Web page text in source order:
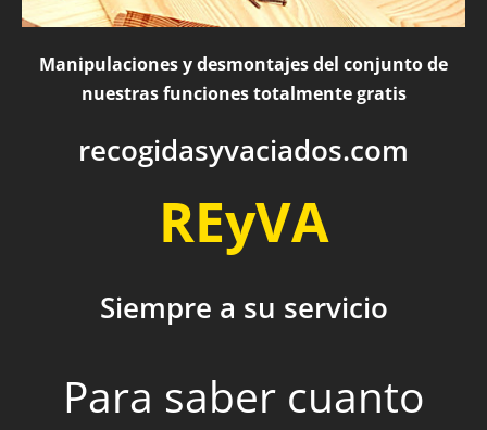
Manipulaciones y desmontajes del conjunto de
nuestras funciones totalmente gratis
recogidasyvaciados.com
REyVA
Siempre a su servicio
Para saber cuanto